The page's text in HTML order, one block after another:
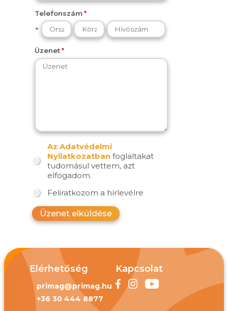
Telefonszám
+
Üzenet
Az Adatvédelmi
Nyilatkozatban foglaltakat
tudomásul vettem, azt
elfogadom.
Feliratkozom a hírlevélre
Üzenet elküldése
Elérhetőség
primag@primag.hu
+36 30 444 8877
Kapcsolat